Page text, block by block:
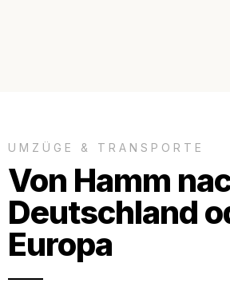
UMZÜGE & TRANSPORTE
Von Hamm
Deutschland
Europa